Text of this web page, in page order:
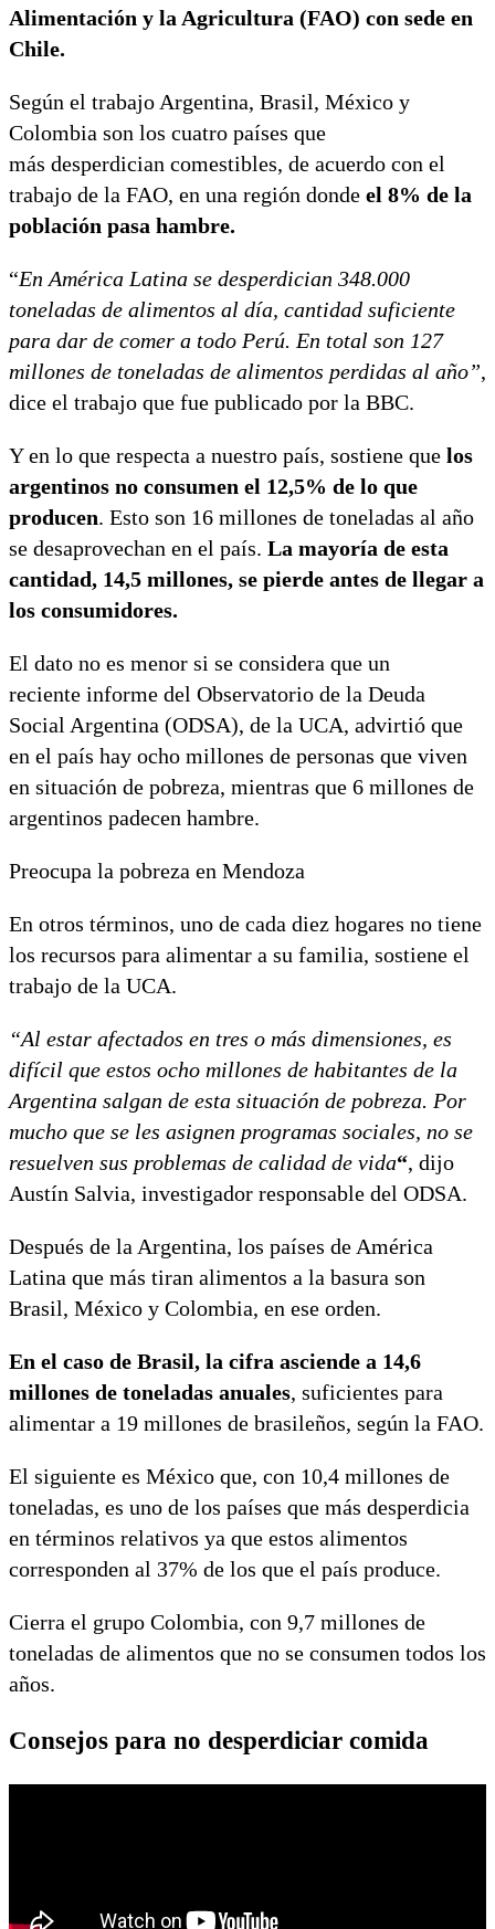
Alimentación y la Agricultura (FAO) con sede en
Chile.
Según el trabajo Argentina, Brasil, México y
Colombia son los cuatro países que
más desperdician comestibles, de acuerdo con el
trabajo de la FAO, en una región donde el 8% de la
población pasa hambre.
“En América Latina se desperdician 348.000
toneladas de alimentos al día, cantidad suficiente
para dar de comer a todo Perú. En total son 127
millones de toneladas de alimentos perdidas al año”,
dice el trabajo que fue publicado por la BBC.
Y en lo que respecta a nuestro país, sostiene que los
argentinos no consumen el 12,5% de lo que
producen. Esto son 16 millones de toneladas al año
se desaprovechan en el país. La mayoría de esta
cantidad, 14,5 millones, se pierde antes de llegar a
los consumidores.
El dato no es menor si se considera que un
reciente informe del Observatorio de la Deuda
Social Argentina (ODSA), de la UCA, advirtió que
en el país hay ocho millones de personas que viven
en situación de pobreza, mientras que 6 millones de
argentinos padecen hambre.
Preocupa la pobreza en Mendoza
En otros términos, uno de cada diez hogares no tiene
los recursos para alimentar a su familia, sostiene el
trabajo de la UCA.
“Al estar afectados en tres o más dimensiones, es
difícil que estos ocho millones de habitantes de la
Argentina salgan de esta situación de pobreza. Por
mucho que se les asignen programas sociales, no se
resuelven sus problemas de calidad de vida“, dijo
Austín Salvia, investigador responsable del ODSA.
Después de la Argentina, los países de América
Latina que más tiran alimentos a la basura son
Brasil, México y Colombia, en ese orden.
En el caso de Brasil, la cifra asciende a 14,6
millones de toneladas anuales, suficientes para
alimentar a 19 millones de brasileños, según la FAO.
El siguiente es México que, con 10,4 millones de
toneladas, es uno de los países que más desperdicia
en términos relativos ya que estos alimentos
corresponden al 37% de los que el país produce.
Cierra el grupo Colombia, con 9,7 millones de
toneladas de alimentos que no se consumen todos los
años.
Consejos para no desperdiciar comida